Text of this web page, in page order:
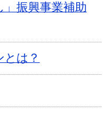
」振興事業補助
は？